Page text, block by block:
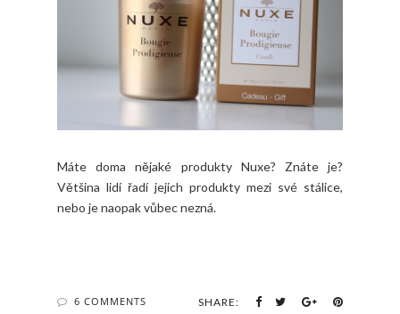
Máte doma nějaké produkty Nuxe? Znáte je?
Většina lidí řadí jejich produkty mezi své stálice,
nebo je naopak vůbec nezná.
6 COMMENTS SHARE: